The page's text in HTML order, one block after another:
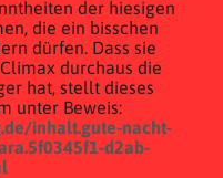
der hiesigen
die ein bisschen
dürfen. Dass sie
durchaus die
hat, stellt dieses
unter Beweis:
inhalt.gute-nacht-
d2ab-